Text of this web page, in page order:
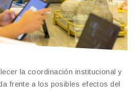
la coordinación institucional y
frente a los posibles efectos del